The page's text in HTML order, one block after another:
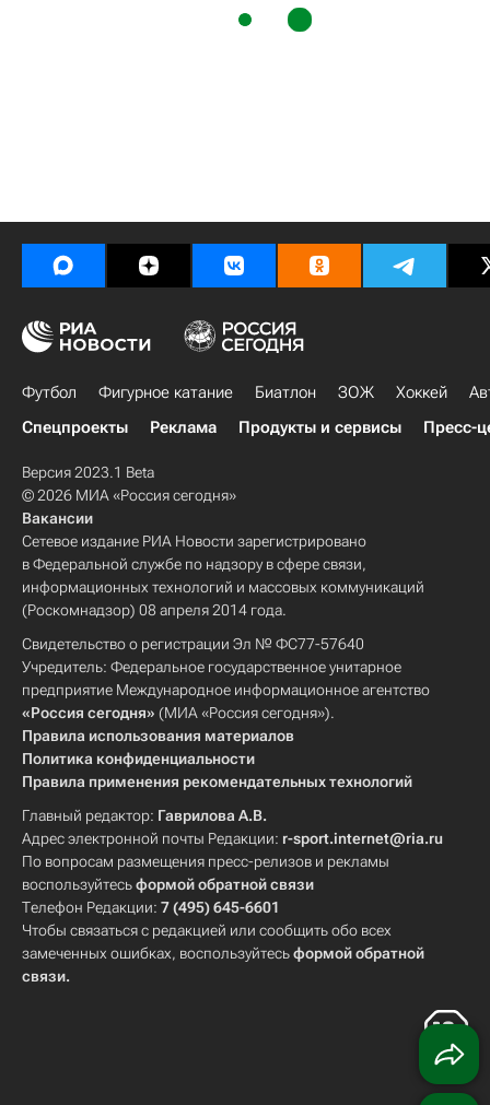
Футбол Фигурное катание Биатлон ЗОЖ Хоккей
Спецпроекты
Реклама Продукты и сервисы Пресс-
Версия 2023.1 Beta
© 2026 МИА «Россия сегодня»
Вакансии
Сетевое издание РИА Новости зарегистрировано
в Федеральной службе по надзору в сфере связи,
информационных технологий и массовых коммуникаций
(Роскомнадзор) 08 апреля 2014 года.
Свидетельство о регистрации Эл № ФС77-57640
Учредитель: Федеральное государственное унитарное
предприятие Международное информационное агентство
«Россия сегодня» (МИА «Россия сегодня»).
Правила использования материалов
Политика конфиденциальности
Правила применения рекомендательных технологий
Главный редактор: Гаврилова А.В.
Адрес электронной почты Редакции: r-sport.internet@ria.ru
По вопросам размещения пресс-релизов и рекламы
воспользуйтесьформой обратной связи
Телефон Редакции: 7 (495) 645-6601
Чтобы связаться с редакцией или сообщить обо всех
замеченных ошибках, воспользуйтесьформой обратной
связи.